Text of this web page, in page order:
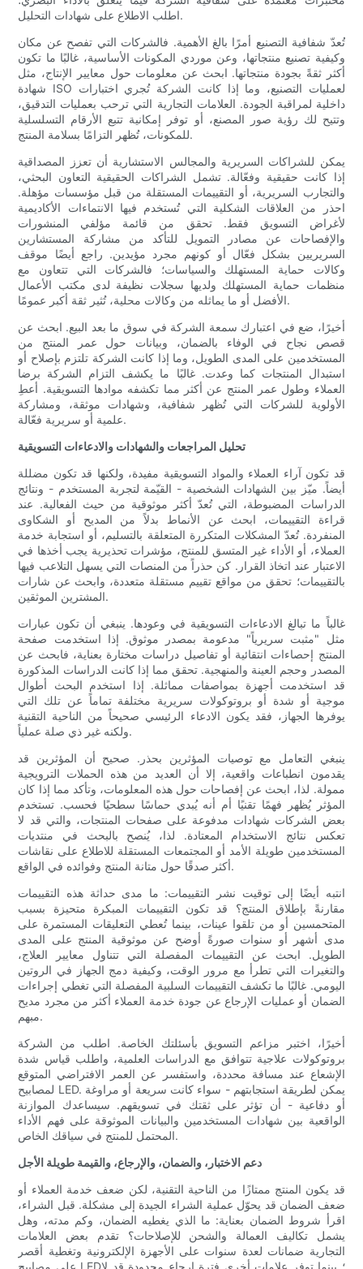
اطلب الاطلاع على شهادات التحليل.
تُعدّ شفافية التصنيع أمرًا بالغ الأهمية. فالشركات التي تفصح عن مكان
وكيفية تصنيع منتجاتها، وعن موردي المكونات الأساسية، غالبًا ما تكون
أكثر ثقةً بجودة منتجاتها. ابحث عن معلومات حول معايير الإنتاج، مثل
شهادة ISO لعمليات التصنيع، وما إذا كانت الشركة تُجري اختبارات
داخلية لمراقبة الجودة. العلامات التجارية التي ترحب بعمليات التدقيق،
وتتيح لك رؤية صور المصنع، أو توفر إمكانية تتبع الأرقام التسلسلية
للمكونات، تُظهر التزامًا بسلامة المنتج.
يمكن للشراكات السريرية والمجالس الاستشارية أن تعزز المصداقية
إذا كانت حقيقية وفعّالة. تشمل الشراكات الحقيقية التعاون البحثي،
والتجارب السريرية، أو التقييمات المستقلة من قبل مؤسسات مؤهلة.
احذر من العلاقات الشكلية التي تُستخدم فيها الانتماءات الأكاديمية
لأغراض التسويق فقط. تحقق من قائمة مؤلفي المنشورات
والإفصاحات عن مصادر التمويل للتأكد من مشاركة المستشارين
السريريين بشكل فعّال أو كونهم مجرد مؤيدين. راجع أيضًا موقف
وكالات حماية المستهلك والسياسات؛ فالشركات التي تتعاون مع
منظمات حماية المستهلك ولديها سجلات نظيفة لدى مكتب الأعمال
الأفضل أو ما يماثله من وكالات محلية، تُثير ثقة أكبر عمومًا.
أخيرًا، ضع في اعتبارك سمعة الشركة في سوق ما بعد البيع. ابحث عن
قصص نجاح في الوفاء بالضمان، وبيانات حول عمر المنتج من
المستخدمين على المدى الطويل، وما إذا كانت الشركة تلتزم بإصلاح أو
استبدال المنتجات كما وعدت. غالبًا ما يكشف التزام الشركة برضا
العملاء وطول عمر المنتج عن أكثر مما تكشفه موادها التسويقية. أعطِ
الأولوية للشركات التي تُظهر شفافية، وشهادات موثقة، ومشاركة
علمية أو سريرية فعّالة.
تحليل المراجعات والشهادات والادعاءات التسويقية
قد تكون آراء العملاء والمواد التسويقية مفيدة، ولكنها قد تكون مضللة
أيضاً. ميّز بين الشهادات الشخصية - القيّمة لتجربة المستخدم - ونتائج
الدراسات المضبوطة، التي تُعدّ أكثر موثوقية من حيث الفعالية. عند
قراءة التقييمات، ابحث عن الأنماط بدلاً من المديح أو الشكاوى
المنفردة. تُعدّ المشكلات المتكررة المتعلقة بالتسليم، أو استجابة خدمة
العملاء، أو الأداء غير المتسق للمنتج، مؤشرات تحذيرية يجب أخذها في
الاعتبار عند اتخاذ القرار. كن حذراً من المنصات التي يسهل التلاعب فيها
بالتقييمات؛ تحقق من مواقع تقييم مستقلة متعددة، وابحث عن شارات
المشترين الموثقين.
غالباً ما تبالغ الادعاءات التسويقية في وعودها. ينبغي أن تكون عبارات
مثل "مثبت سريرياً" مدعومة بمصدر موثوق. إذا استخدمت صفحة
المنتج إحصاءات انتقائية أو تفاصيل دراسات مختارة بعناية، فابحث عن
المصدر وحجم العينة والمنهجية. تحقق مما إذا كانت الدراسات المذكورة
قد استخدمت أجهزة بمواصفات مماثلة. إذا استخدم البحث أطوال
موجية أو شدة أو بروتوكولات سريرية مختلفة تماماً عن تلك التي
يوفرها الجهاز، فقد يكون الادعاء الرئيسي صحيحاً من الناحية التقنية
ولكنه غير ذي صلة عملياً.
ينبغي التعامل مع توصيات المؤثرين بحذر. صحيح أن المؤثرين قد
يقدمون انطباعات واقعية، إلا أن العديد من هذه الحملات الترويجية
ممولة. لذا، ابحث عن إفصاحات حول هذه المعلومات، وتأكد مما إذا كان
المؤثر يُظهر فهمًا تقنيًا أم أنه يُبدي حماسًا سطحيًا فحسب. تستخدم
بعض الشركات شهادات مدفوعة على صفحات المنتجات، والتي قد لا
تعكس نتائج الاستخدام المعتادة. لذا، يُنصح بالبحث في منتديات
المستخدمين طويلة الأمد أو المجتمعات المستقلة للاطلاع على نقاشات
أكثر صدقًا حول متانة المنتج وفوائده في الواقع.
انتبه أيضًا إلى توقيت نشر التقييمات: ما مدى حداثة هذه التقييمات
مقارنةً بإطلاق المنتج؟ قد تكون التقييمات المبكرة متحيزة بسبب
المتحمسين أو من تلقوا عينات، بينما تُعطي التعليقات المستمرة على
مدى أشهر أو سنوات صورةً أوضح عن موثوقية المنتج على المدى
الطويل. ابحث عن التقييمات المفصلة التي تتناول معايير العلاج،
والتغيرات التي تطرأ مع مرور الوقت، وكيفية دمج الجهاز في الروتين
اليومي. غالبًا ما تكشف التقييمات السلبية المفصلة التي تغطي إجراءات
الضمان أو عمليات الإرجاع عن جودة خدمة العملاء أكثر من مجرد مديح
مبهم.
أخيرًا، اختبر مزاعم التسويق بأسئلتك الخاصة. اطلب من الشركة
بروتوكولات علاجية تتوافق مع الدراسات العلمية، واطلب قياس شدة
الإشعاع عند مسافة محددة، واستفسر عن العمر الافتراضي المتوقع
لمصابيح LED. يمكن لطريقة استجابتهم - سواء كانت سريعة أو مراوغة
أو دفاعية - أن تؤثر على ثقتك في تسويقهم. سيساعدك الموازنة
الواقعية بين شهادات المستخدمين والبيانات الموثوقة على فهم الأداء
المحتمل للمنتج في سياقك الخاص.
دعم الاختبار، والضمان، والإرجاع، والقيمة طويلة الأجل
قد يكون المنتج ممتازًا من الناحية التقنية، لكن ضعف خدمة العملاء أو
ضعف الضمان قد يحوّل عملية الشراء الجيدة إلى مشكلة. قبل الشراء،
اقرأ شروط الضمان بعناية: ما الذي يغطيه الضمان، وكم مدته، وهل
يشمل تكاليف العمالة والشحن للإصلاحات؟ تقدم بعض العلامات
التجارية ضمانات لعدة سنوات على الأجهزة الإلكترونية وتغطية أقصر